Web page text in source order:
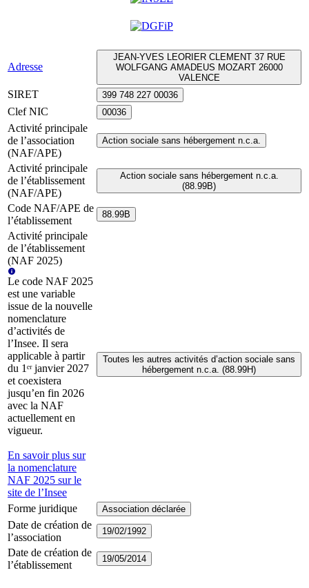
Adresse
JEAN-YVES LEORIER CLEMENT 37 RUE
WOLFGANG AMADEUS MOZART 26000
VALENCE
SIRET 399 748 227 00036
Clef NIC 00036
Activité principale
de l’association
(NAF/APE)
Action sociale sans hébergement n.c.a.
Activité principale
de l’établissement
(NAF/APE)
Action sociale sans hébergement n.c.a.
(88.99B)
Code NAF/APE de
l’établissement
88.99B
Activité principale
de l’établissement
(NAF 2025)
Le code NAF 2025
est une variable
issue de la nouvelle
nomenclature
d’activités de
l’Insee. Il sera
applicable à partir
du 1ᵉʳ janvier 2027
et coexistera
jusqu’en fin 2026
avec la NAF
actuellement en
vigueur.
En savoir plus sur
la nomenclature
NAF 2025 sur le
site de l’Insee
Toutes les autres activités d’action sociale sans
hébergement n.c.a. (88.99H)
Forme juridique Association déclarée
Date de création de
l’association
19/02/1992
Date de création de
l’établissement
19/05/2014